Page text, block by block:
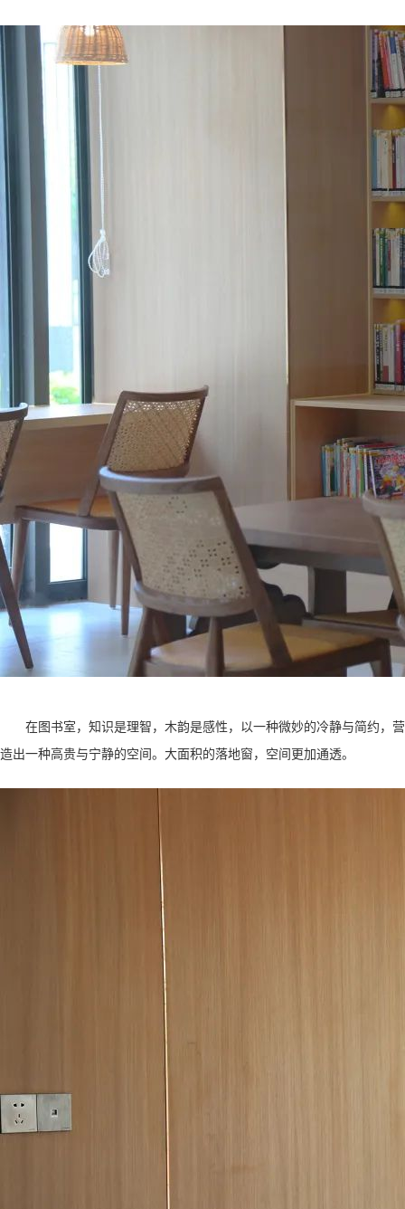
在图书室，知识是理智，木韵是感性，以一种微妙的冷静与简约，营
造出一种高贵与宁静的空间。大面积的落地窗，空间更加通透。